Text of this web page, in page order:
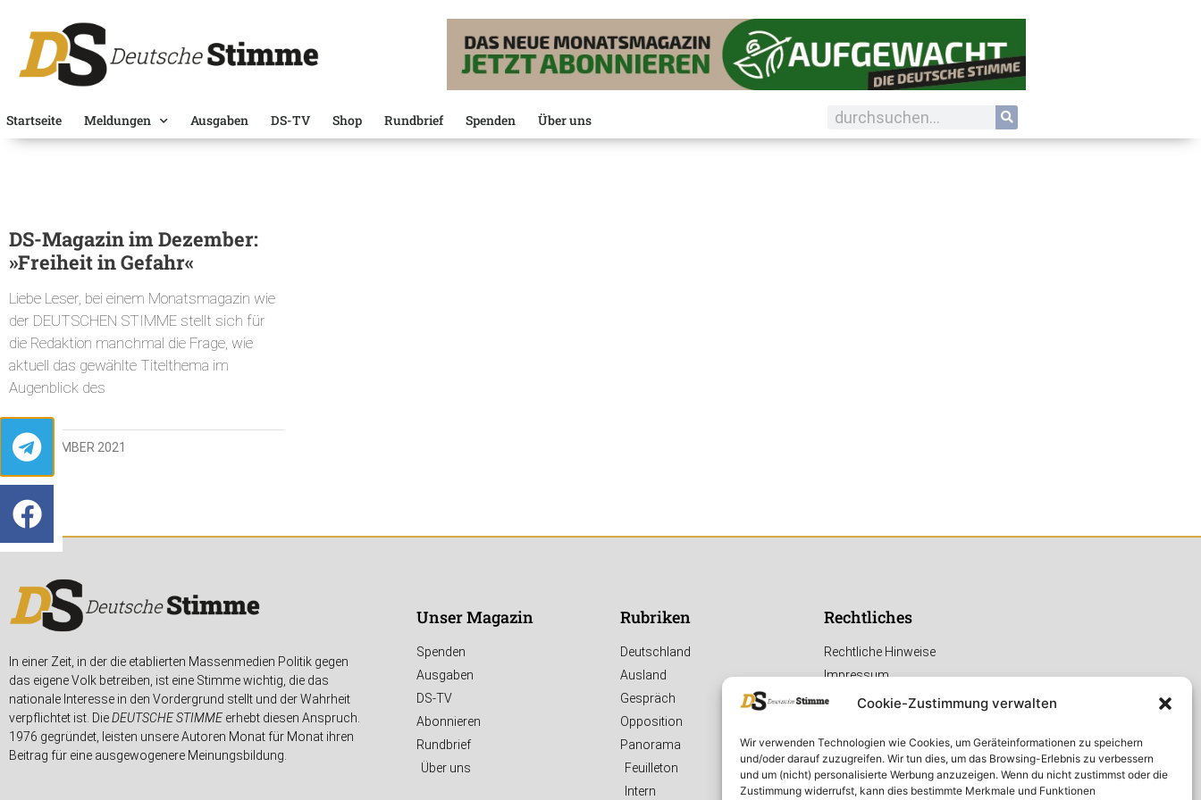
Cookie-Zustimmung verwalten
Wir verwenden Technologien wie Cookies, um Geräteinformationen zu speichern
und/oder darauf zuzugreifen. Wir tun dies, um das Browsing-Erlebnis zu verbessern
und um (nicht) personalisierte Werbung anzuzeigen. Wenn du nicht zustimmst oder die
Zustimmung widerrufst, kann dies bestimmte Merkmale und Funktionen
Startseite Meldungen Ausgaben DS-TV Shop Rundbrief Spenden Über uns
DS-Magazin im Dezember:
»Freiheit in Gefahr«
Liebe Leser, bei einem Monatsmagazin wie
der DEUTSCHEN STIMME stellt sich für
die Redaktion manchmal die Frage, wie
aktuell das gewählte Titelthema im
Augenblick des
25. NOVEMBER 2021
In einer Zeit, in der die etablierten Massenmedien Politik gegen
das eigene Volk betreiben, ist eine Stimme wichtig, die das
nationale Interesse in den Vordergrund stellt und der Wahrheit
verpflichtet ist. DieDEUTSCHE STIMMEerhebt diesen Anspruch.
1976 gegründet, leisten unsere Autoren Monat für Monat ihren
Beitrag für eine ausgewogenere Meinungsbildung.
Unser Magazin
Spenden
Ausgaben
DS-TV
Abonnieren
Rundbrief
Über uns
Rubriken
Deutschland
Ausland
Gespräch
Opposition
Panorama
Feuilleton
Intern
Rechtliches
Rechtliche Hinweise
Impressum
Datenschutzerklärung